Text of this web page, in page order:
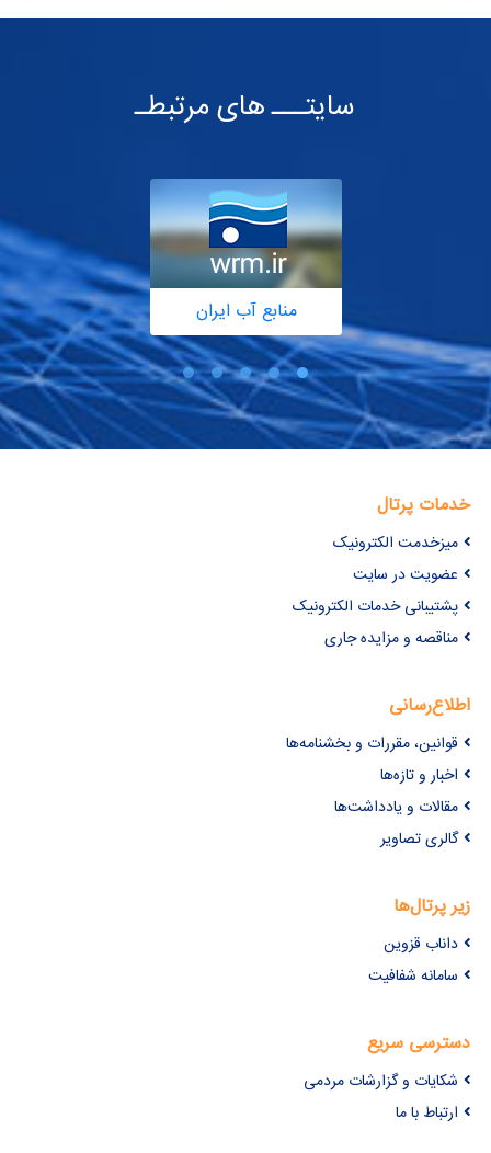
سایتـــ های مرتبطـ
منابع آب ایران
خدمات پرتال
میزخدمت الکترونیک
عضویت در سایت
پشتیبانی خدمات الکترونیک
مناقصه و مزایده جاری
اطلاع‌رسانی
قوانین، مقررات و بخشنامه‌ها
اخبار و تازه‌ها
مقالات و یادداشت‌ها
گالری تصاویر
زیر پرتال‌ها
داناب قزوین
سامانه شفافیت
دسترسی سریع
شکایات و گزارشات مردمی
ارتباط با ما